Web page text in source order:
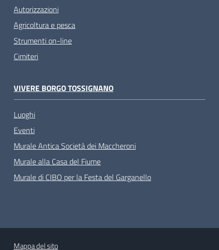
Autorizzazioni
Agricoltura e pesca
Strumenti on-line
Cimiteri
VIVERE BORGO TOSSIGNANO
Luoghi
Eventi
Murale Antica Società dei Maccheroni
Murale alla Casa del Fiume
Murale di CIBO per la Festa del Garganello
Mappa del sito